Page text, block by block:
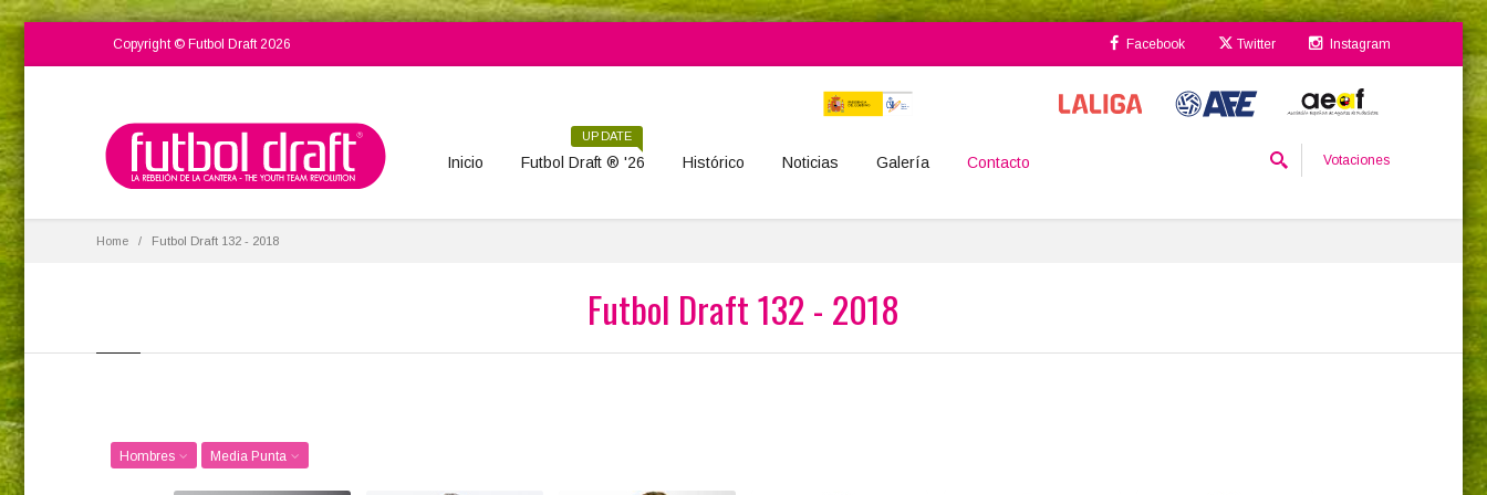
Copyright © Futbol Draft 2026 Facebook Twitter Instagram
Votaciones
Inicio Futbol Draft ® '26
UPDATE
Histórico Noticias Galería Contacto
Home Futbol Draft 132 - 2018
Futbol Draft 132 - 2018
Hombres Media Punta